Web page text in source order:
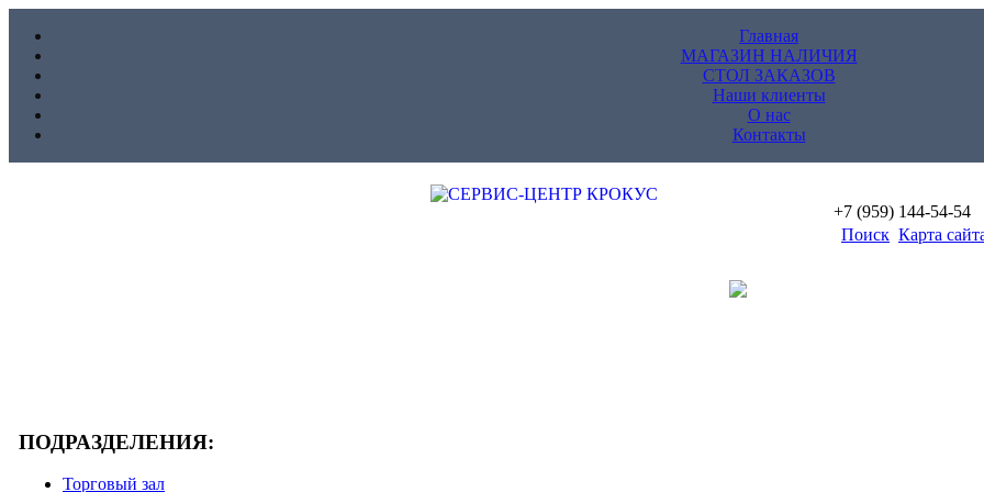
Главная
МАГАЗИН НАЛИЧИЯ
СТОЛ ЗАКАЗОВ
Наши клиенты
О нас
Контакты
+7 (959) 144-54-54
Поиск Карта
ПОДРАЗДЕЛЕНИЯ:
Торговый зал